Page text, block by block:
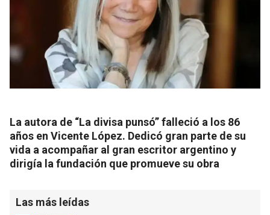
La autora de “La divisa punsó” falleció a los 86
años en Vicente López. Dedicó gran parte de su
vida a acompañar al gran escritor argentino y
dirigía la fundación que promueve su obra
Las más leídas